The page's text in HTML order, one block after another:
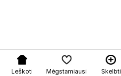
Leškoti Mėgstamiausi Skelbti